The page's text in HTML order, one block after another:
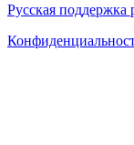
Русская поддержка